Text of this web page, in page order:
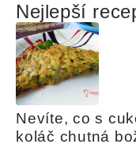
Nejlepší
Nevíte, co s
koláč chutná